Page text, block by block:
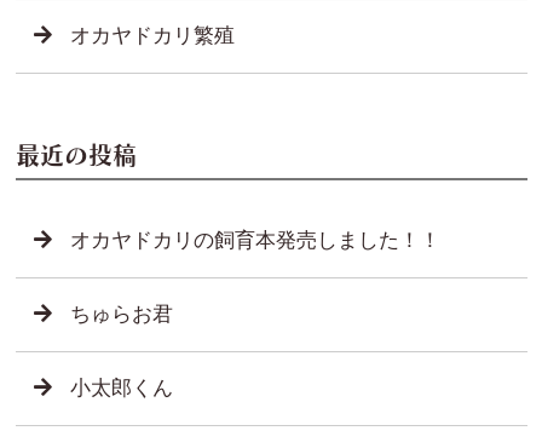
オカヤドカリ繁殖
最近の投稿
オカヤドカリの飼育本発売しました！！
ちゅらお君
小太郎くん